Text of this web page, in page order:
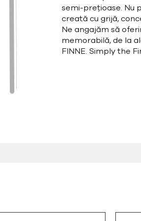
semi-prețioase. Nu
creată cu grijă,
Ne angajăm să
memorabilă, de la
FINNE. Simply the